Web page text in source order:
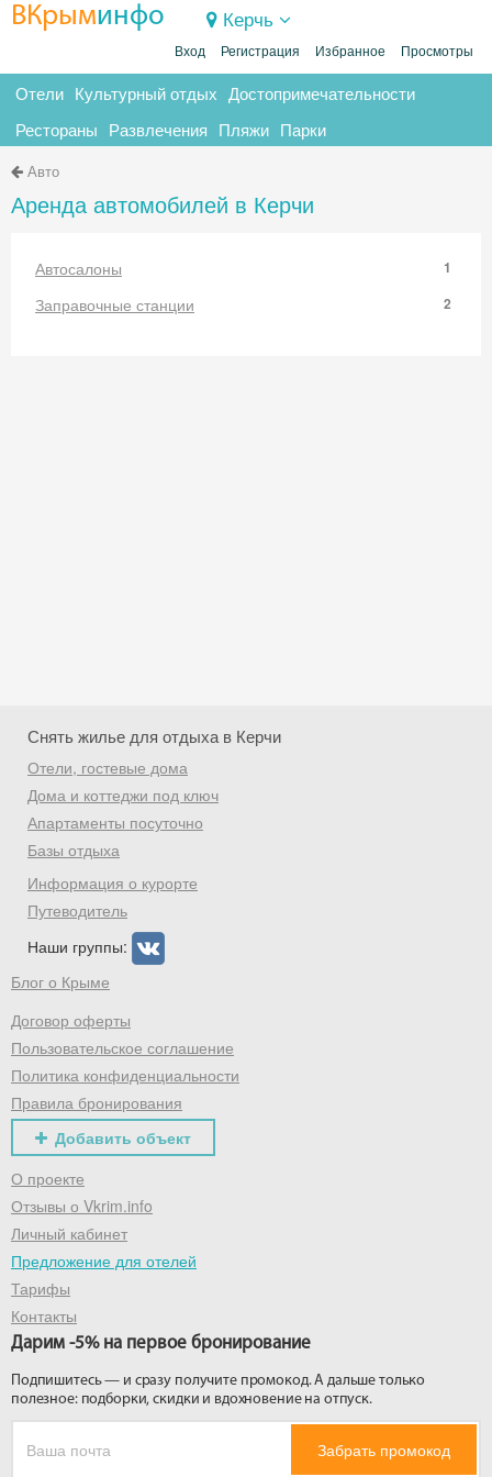
ВКрыминфо Керчь
Вход Регистрация Избранное Просмотры
Отели Культурный отдых Достопримечательности
Рестораны Развлечения Пляжи Парки
Авто
Аренда автомобилей в Керчи
Автосалоны 1
Заправочные станции 2
Снять жилье для отдыха в Керчи
Отели, гостевые дома
Дома и коттеджи под ключ
Апартаменты посуточно
Базы отдыха
Информация о курорте
Путеводитель
Наши группы:
Блог о Крыме
Договор оферты
Пользовательское соглашение
Политика конфиденциальности
Правила бронирования
Добавить объект
О проекте
Отзывы о Vkrim.info
Личный кабинет
Предложение для отелей
Тарифы
Контакты
Дарим -5% на первое бронирование
Подпишитесь — и сразу получите промокод. А дальше только
полезное: подборки, скидки и вдохновение на отпуск.
Забрать промокод
Скидка −5%
Хочешь дешевле? Оставь почту и получи
промокод на первое бронирование!